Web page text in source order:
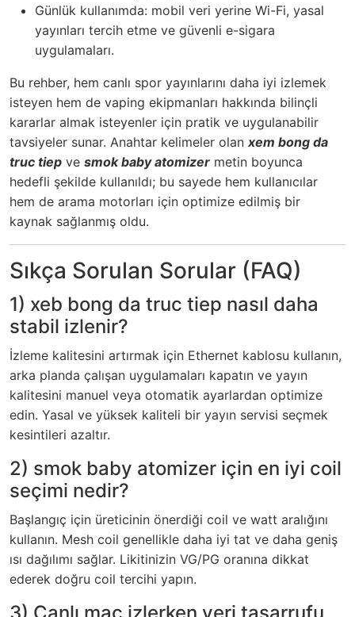
Günlük kullanımda: mobil veri yerine Wi-Fi, yasal
yayınları tercih etme ve güvenli e-sigara
uygulamaları.
Bu rehber, hem canlı spor yayınlarını daha iyi izlemek
isteyen hem de vaping ekipmanları hakkında bilinçli
kararlar almak isteyenler için pratik ve uygulanabilir
tavsiyeler sunar. Anahtar kelimeler olan xem bong da
truc tiep ve smok baby atomizer metin boyunca
hedefli şekilde kullanıldı; bu sayede hem kullanıcılar
hem de arama motorları için optimize edilmiş bir
kaynak sağlanmış oldu.
Sıkça Sorulan Sorular (FAQ)
1) xeb bong da truc tiep nasıl daha
stabil izlenir?
İzleme kalitesini artırmak için Ethernet kablosu kullanın,
arka planda çalışan uygulamaları kapatın ve yayın
kalitesini manuel veya otomatik ayarlardan optimize
edin. Yasal ve yüksek kaliteli bir yayın servisi seçmek
kesintileri azaltır.
2) smok baby atomizer için en iyi coil
seçimi nedir?
Başlangıç için üreticinin önerdiği coil ve watt aralığını
kullanın. Mesh coil genellikle daha iyi tat ve daha geniş
ısı dağılımı sağlar. Likitinizin VG/PG oranına dikkat
ederek doğru coil tercihi yapın.